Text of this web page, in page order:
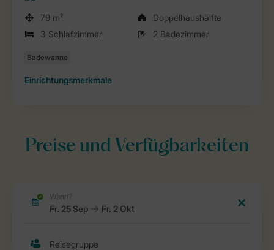
79 m²
Doppelhaushälfte
3 Schlafzimmer
2 Badezimmer
Einrichtungsmerkmale
Preise und Verfügbarkeiten